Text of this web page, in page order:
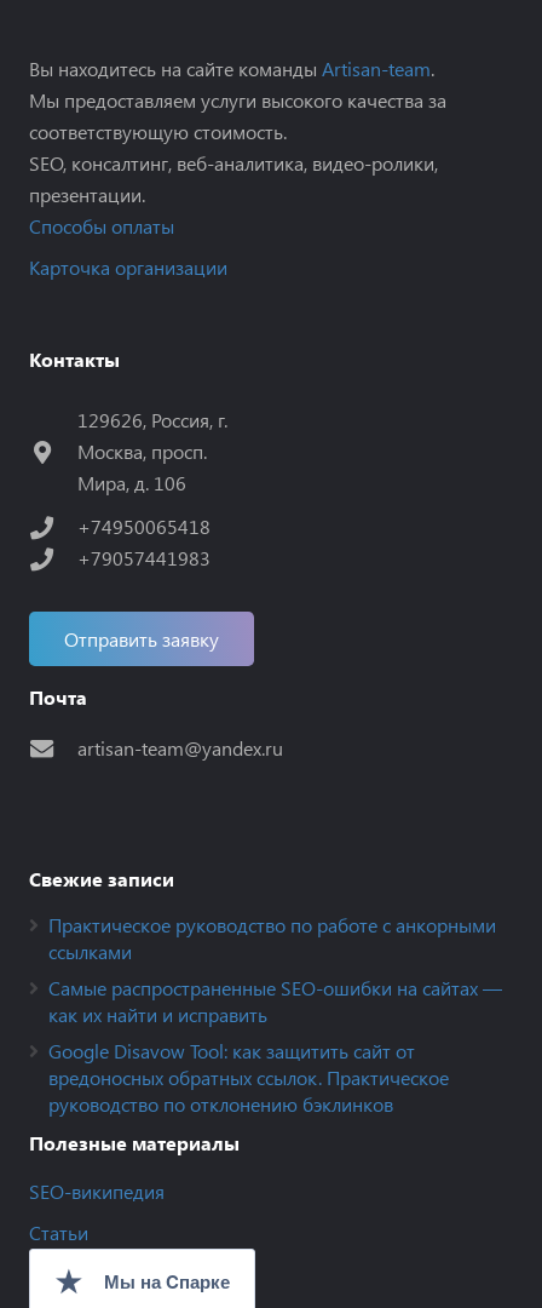
Вы находитесь на сайте команды Artisan-team.
Мы предоставляем услуги высокого качества за
соответствующую стоимость.
SEO, консалтинг, веб-аналитика, видео-ролики,
презентации.
Способы оплаты
Карточка организации
Контакты
129626, Россия, г.
Москва, просп.
Мира, д. 106
+74950065418
+79057441983
Отправить заявку
Почта
artisan-team@yandex.ru
Свежие записи
Практическое руководство по работе с анкорными
ссылками
Самые распространенные SEO-ошибки на сайтах —
как их найти и исправить
Google Disavow Tool: как защитить сайт от
вредоносных обратных ссылок. Практическое
руководство по отклонению бэклинков
Полезные материалы
SEO-википедия
Статьи